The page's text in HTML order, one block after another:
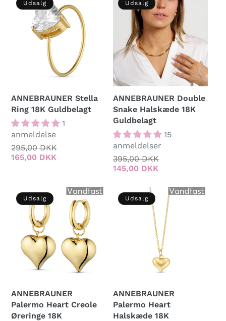
Udsalg
ANNEBRAUNER Stella
Ring 18K Guldbelagt
1
anmeldelse
Normalpris
295,00 DKK
165,00 DKK
Udsalg
ANNEBRAUNER Double
Snake Halskæde 18K
Guldbelagt
15
anmeldelser
Normalpris
395,00 DKK
145,00 DKK
Udsalg
ANNEBRAUNER
Palermo Heart Creole
Øreringe 18K
Udsalg
ANNEBRAUNER
Palermo Heart
Halskæde 18K